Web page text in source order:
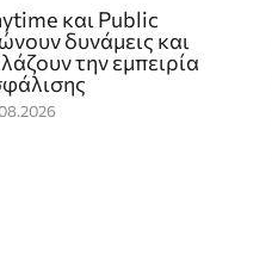
και Public
δυνάμεις και
την εμπειρία